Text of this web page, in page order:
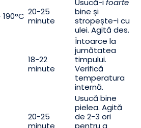
190°C 20-25
minute
Usucă-ifoarte
bine și
stropește-i cu
ulei. Agită des.
18-22
minute
Întoarce la
jumătatea
timpului.
Verifică
temperatura
internă.
20-25
minute
Usucă bine
pielea. Agită
de 2-3 ori
pentru a